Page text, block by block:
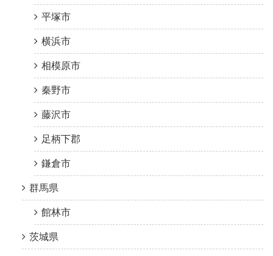
平塚市
横浜市
相模原市
秦野市
藤沢市
足柄下郡
鎌倉市
群馬県
館林市
茨城県